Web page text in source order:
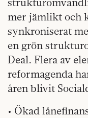
mer jämlikt och
synkroniserat
en grön
Deal. Flera av
reformagenda
åren blivit
• Ökad